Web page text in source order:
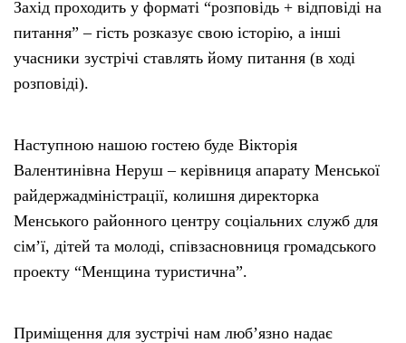
Захід проходить у форматі “розповідь + відповіді на
питання” – гість розказує свою історію, а інші
учасники зустрічі ставлять йому питання (в ході
розповіді).
Наступною нашою гостею буде Вікторія
Валентинівна Неруш – керівниця апарату Менської
райдержадміністрації, колишня директорка
Менського районного центру соціальних служб для
сім’ї, дітей та молоді, співзасновниця громадського
проекту “Менщина туристична”.
Приміщення для зустрічі нам люб’язно надає